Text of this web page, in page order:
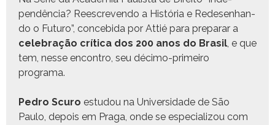
pendên­cia? Ree­screven­do a História e Redesen­han­
do o Futuro”, con­ce­bi­da por Attié para preparar a
cel­e­bração críti­ca dos 200 anos do Brasil, e que
tem, nesse encon­tro, seu déci­mo-primeiro
programa.
Pedro Scuro estu­dou na Uni­ver­si­dade de São
Paulo, depois em Pra­ga, onde se espe­cial­i­zou com